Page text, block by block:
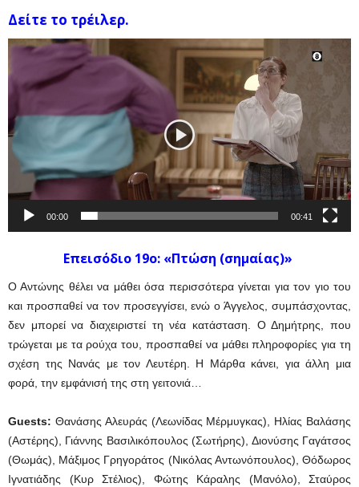
Δείτε το τρέιλερ.
Πρόγραμμα
Αναπαραγωγής
Βίντεο
00:00 00:41
Επεισόδιo 19ο: «Πτώση (σημαίας)»
Ο Αντώνης θέλει να μάθει όσα περισσότερα γίνεται για τον γιο του
και προσπαθεί να τον προσεγγίσει, ενώ ο Άγγελος, συμπάσχοντας,
δεν μπορεί να διαχειριστεί τη νέα κατάσταση. Ο Δημήτρης, που
τρώγεται με τα ρούχα του, προσπαθεί να μάθει πληροφορίες για τη
σχέση της Νανάς με τον Λευτέρη. Η Μάρθα κάνει, για άλλη μια
φορά, την εμφάνισή της στη γειτονιά…
Guests: Θανάσης Αλευράς (Λεωνίδας Μέρμυγκας), Ηλίας Βαλάσης
(Αστέρης), Γιάννης Βασιλικόπουλος (Σωτήρης), Διονύσης Γαγάτσος
(Θωμάς), Μάξιμος Γρηγοράτος (Νικόλας Αντωνόπουλος), Θόδωρος
Ιγνατιάδης (Κυρ Στέλιος), Φώτης Κάραλης (Μανόλο), Σταύρος